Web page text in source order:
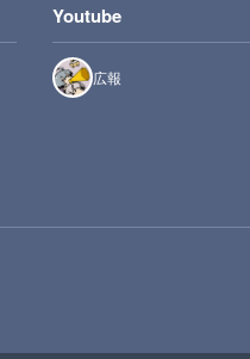
Youtube
広報